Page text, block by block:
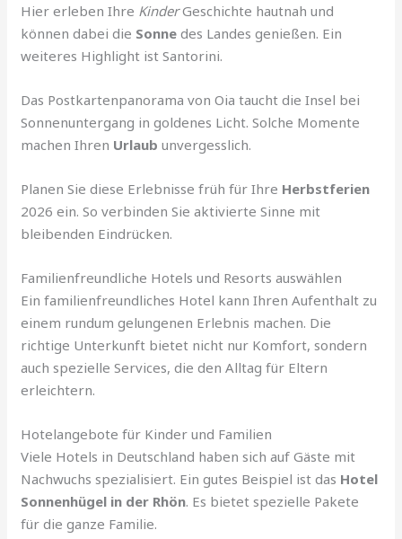
Hier erleben Ihre KinderGeschichte hautnah und
können dabei die Sonne des Landes genießen. Ein
weiteres Highlight ist Santorini.
Das Postkartenpanorama von Oia taucht die Insel bei
Sonnenuntergang in goldenes Licht. Solche Momente
machen Ihren Urlaub unvergesslich.
Planen Sie diese Erlebnisse früh für Ihre Herbstferien
2026 ein. So verbinden Sie aktivierte Sinne mit
bleibenden Eindrücken.
Familienfreundliche Hotels und Resorts auswählen
Ein familienfreundliches Hotel kann Ihren Aufenthalt zu
einem rundum gelungenen Erlebnis machen. Die
richtige Unterkunft bietet nicht nur Komfort, sondern
auch spezielle Services, die den Alltag für Eltern
erleichtern.
Hotelangebote für Kinder und Familien
Viele Hotels in Deutschland haben sich auf Gäste mit
Nachwuchs spezialisiert. Ein gutes Beispiel ist das Hotel
Sonnenhügel in der Rhön. Es bietet spezielle Pakete
für die ganze Familie.